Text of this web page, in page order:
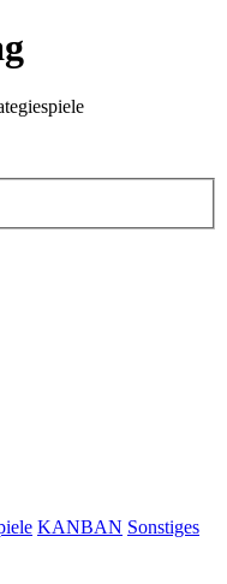
KANBAN Sonstiges